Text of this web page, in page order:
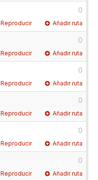
0
Reproducir Añadir ruta
0
Reproducir Añadir ruta
0
Reproducir Añadir ruta
0
Reproducir Añadir ruta
0
Reproducir Añadir ruta
0
Reproducir Añadir ruta